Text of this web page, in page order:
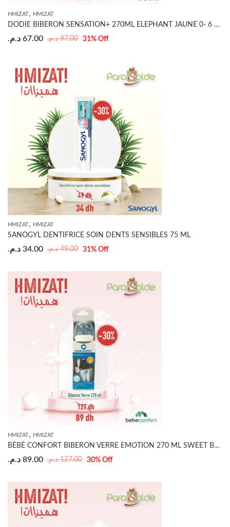
HMIZAT, HMIZAT
DODIE BIBERON SENSATION+ 270ML ELEPHANT JAUNE 0- 6 MOIS
97.00 د.م. 67.00 د.م. 31% Off
HMIZAT, HMIZAT
SANOGYL DENTIFRICE SOIN DENTS SENSIBLES 75 ML
49.00 د.م. 34.00 د.م. 31% Off
HMIZAT, HMIZAT
BÉBÉ CONFORT BIBERON VERRE EMOTION 270 ML SWEET BUNNY
127.00 د.م. 89.00 د.م. 30% Off